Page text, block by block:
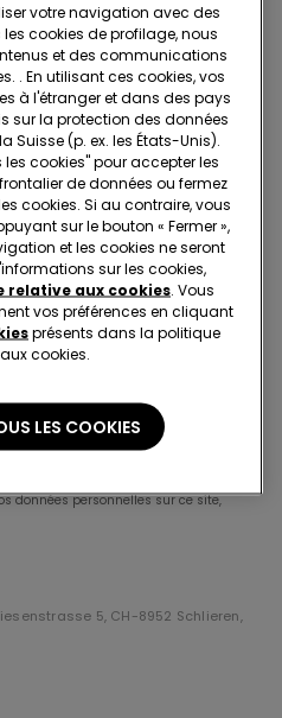
de réseaux sociaux
données personnelles sur ce site,
5, CH-8952 Schlieren,
votre navigation avec des
cookies de profilage, nous
et des communications
. En utilisant ces cookies, vos
à l'étranger et dans des pays
sur la protection des données
Suisse (p. ex. les États-Unis).
cookies" pour accepter les
de données ou fermez
cookies. Si au contraire, vous
sur le bouton « Fermer »,
et les cookies ne seront
sur les cookies,
relative aux cookies. Vous
vos préférences en cliquant
présents dans la politique
cookies.
LES COOKIES